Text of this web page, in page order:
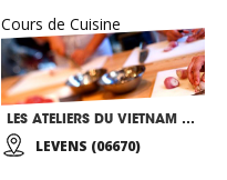
Cours de Cuisine
LES ATELIERS DU VIETNAM GOURMAND DE MAHE
LEVENS (06670)